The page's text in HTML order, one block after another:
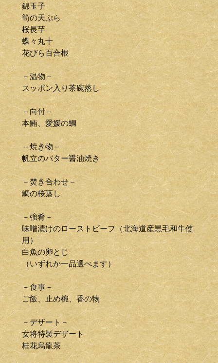
錦玉子
筍の天ぷら
桜長芋
蝶々丸十
花びら百合根
－温物－
スッポン入り茶碗蒸し
－向付－
本鮪、愛媛の鯛
－焼き物－
帆立のバター醤油焼き
－焚き合わせ－
鯛の桜蒸し
－強肴－
味噌漬けのローストビーフ（北海道産黒毛和牛使
用）
白魚の卵とじ
（いずれか一品選べます）
－食事－
ご飯、止め椀、香の物
－デザート－
女将特製デザート
桂花烏龍茶